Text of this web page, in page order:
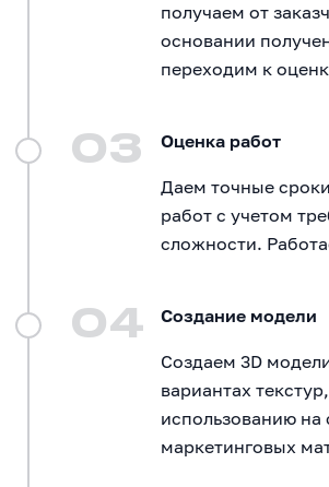
получаем от
основании
переходим к
03 Оценка работ
Даем точные
работ с учетом
сложности.
04 Создание модели
Создаем 3D
вариантах
использованию на
маркетинговых